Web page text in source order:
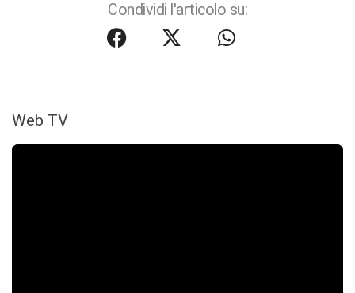
Condividi l'articolo su:
Web TV